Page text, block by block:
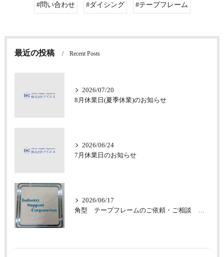
#問い合わせ #ダイシング #テープフレーム
最近の投稿 Recent Posts
2026/07/20
8月休業日(夏季休業)のお知らせ
2026/06/24
7月休業日のお知らせ
2026/06/17
角型 テープフレームのご依頼・ご相談 承っております